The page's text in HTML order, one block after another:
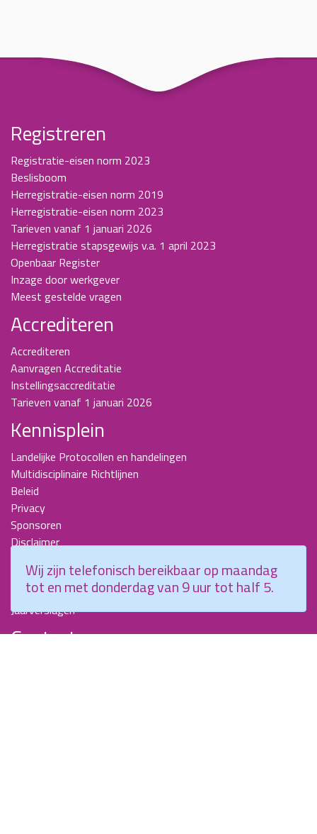
Registreren
Registratie-eisen norm 2023
Beslisboom
Herregistratie-eisen norm 2019
Herregistratie-eisen norm 2023
Tarieven vanaf 1 januari 2026
Herregistratie stapsgewijs v.a. 1 april 2023
Openbaar Register
Inzage door werkgever
Meest gestelde vragen
Accrediteren
Accrediteren
Aanvragen Accreditatie
Instellingsaccreditatie
Tarieven vanaf 1 januari 2026
Kennisplein
Landelijke Protocollen en handelingen
Multidisciplinaire Richtlijnen
Beleid
Privacy
Sponsoren
Disclaimer
Nieuwsbrieven
KCKZ-specials
Jaarverslagen
Contact
Wij zijn telefonisch bereikbaar op maandag
tot en met donderdag van 9 uur tot half 5.